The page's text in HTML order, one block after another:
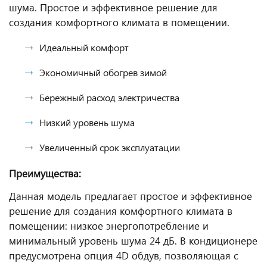
шума. Простое и эффективное решение для
создания комфортного климата в помещении.
Идеальный комфорт
Экономичный обогрев зимой
Бережный расход электричества
Низкий уровень шума
Увеличенный срок эксплуатации
Преимущества:
Данная модель предлагает простое и эффективное
решение для создания комфортного климата в
помещении: низкое энергопотребление и
минимальный уровень шума 24 дБ. В кондиционере
предусмотрена опция 4D обдув, позволяющая с